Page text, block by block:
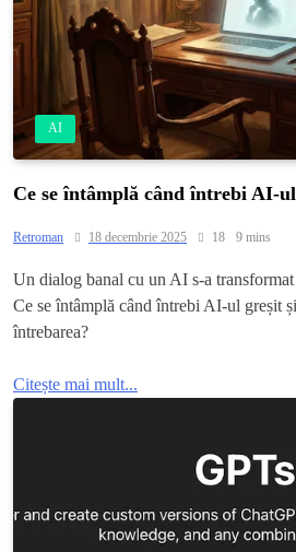
AI
Ce se întâmplă când întrebi AI-
Retroman 18 decembrie 2025 18 9 mins
Un dialog banal cu un AI s-a
Ce se întâmplă când întrebi AI-ul greșit
întrebarea?
Citește mai mult...